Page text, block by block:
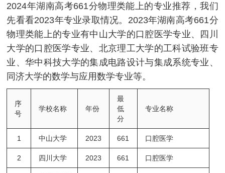
2024年湖南高考661分物理类能上的专业推荐，我们
先看看2023年专业录取情况。2023年湖南高考661分
物理类能上的专业有中山大学的口腔医学专业、四川
大学的口腔医学专业、北京理工大学的工科试验班专
业、华中科技大学的集成电路设计与集成系统专业、
同济大学的数学与应用数学专业等。
序
号
学校名称 年份
最
低
分
专业名称
1 中山大学 2023 661 口腔医学
2 四川大学 2023 661 口腔医学